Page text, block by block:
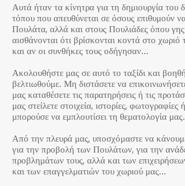
Αυτά ήταν τα κίνητρα για τη δημιουργία του
τόπου που απευθύνεται σε όσους επιθυμούν
Πουλάτα, αλλά και στους Πουλιάδες όπου
αισθάνονται ότι βρίσκονται κοντά στο
και αν οι συνθήκες τους οδήγησαν…
Ακολουθήστε μας σε αυτό το ταξίδι και
βελτιωθούμε. Μη διστάσετε να
μας καταθέσετε τις παρατηρήσεις ή τις
μας στείλετε στοιχεία, ιστορίες,
μπορούσε να εμπλουτίσει τη θεματολογία
Από την πλευρά μας, υποσχόμαστε να
για την προβολή των Πουλάτων, για την
προβλημάτων τους, αλλά και των
και των επαγγελματιών του χωριού μας…